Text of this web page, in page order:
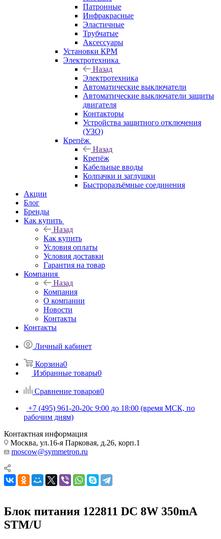
Патронные
Инфракрасные
Эластичные
Трубчатые
Аксессуары
Установки КРМ
Электротехника
Назад
Электротехника
Автоматические выключатели
Автоматические выключатели защиты
двигателя
Контакторы
Устройства защитного отключения
(УЗО)
Крепёж
Назад
Крепёж
Кабельные вводы
Колпачки и заглушки
Быстроразъёмные соединения
Акции
Блог
Бренды
Как купить
Назад
Как купить
Условия оплаты
Условия доставки
Гарантия на товар
Компания
Назад
Компания
О компании
Новости
Контакты
Контакты
Личный кабинет
Корзина0
Избранные товары0
Сравнение товаров0
+7 (495) 961-20-20с 9:00 до 18:00 (время МСК, по
рабочим дням)
Контактная информация
Москва, ул.16-я Парковая, д.26, корп.1
moscow@symmetron.ru
Блок питания 122811 DC 8W 350mA
STM/U